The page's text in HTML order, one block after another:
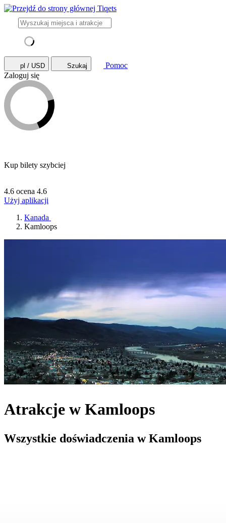
pl / USD Szukaj
Pomoc
Zaloguj się
Kup bilety szybciej
4.6 ocena 4.6
Użyj aplikacji
Kanada
Kamloops
Atrakcje w Kamloops
Wszystkie doświadczenia w Kamloops